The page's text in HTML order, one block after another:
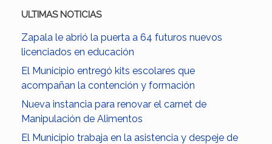
ULTIMAS NOTICIAS
Zapala le abrió la puerta a 64 futuros nuevos
licenciados en educación
El Municipio entregó kits escolares que
acompañan la contención y formación
Nueva instancia para renovar el carnet de
Manipulación de Alimentos
El Municipio trabaja en la asistencia y despeje de